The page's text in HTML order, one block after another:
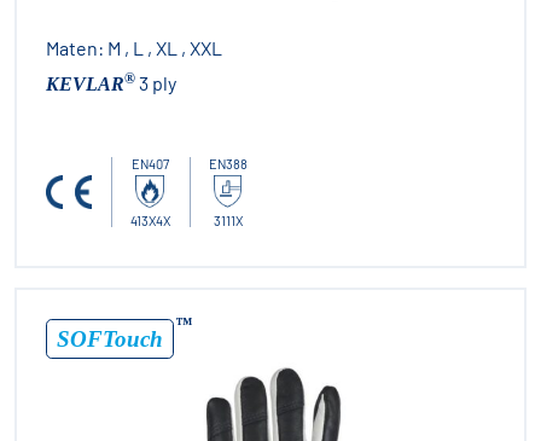
Maten: M , L , XL , XXL
KEVLAR® 3 ply
EN407
413X4X
EN388
3111X
SOFTouch
™